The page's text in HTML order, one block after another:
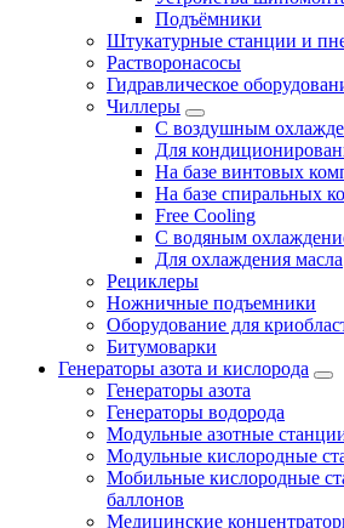
Подъёмники
Штукатурные станции и
Растворонасосы
Гидравлическое
Чиллеры
С воздушным
Для
На базе винтовых
На базе спиральных
Free Cooling
С водяным
Для охлаждения масла
Рециклеры
Ножничные подъемники
Оборудование для
Битумоварки
Генераторы азота и кислорода
Генераторы азота
Генераторы водорода
Модульные азотные
Модульные кислородные
Мобильные кислородные
баллонов
Медицинские